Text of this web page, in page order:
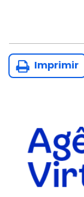
Imprimir